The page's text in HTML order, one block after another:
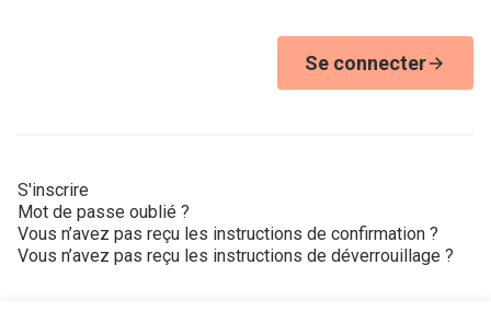
Se connecter
S'inscrire
Mot de passe oublié ?
Vous n’avez pas reçu les instructions de confirmation ?
Vous n’avez pas reçu les instructions de déverrouillage ?